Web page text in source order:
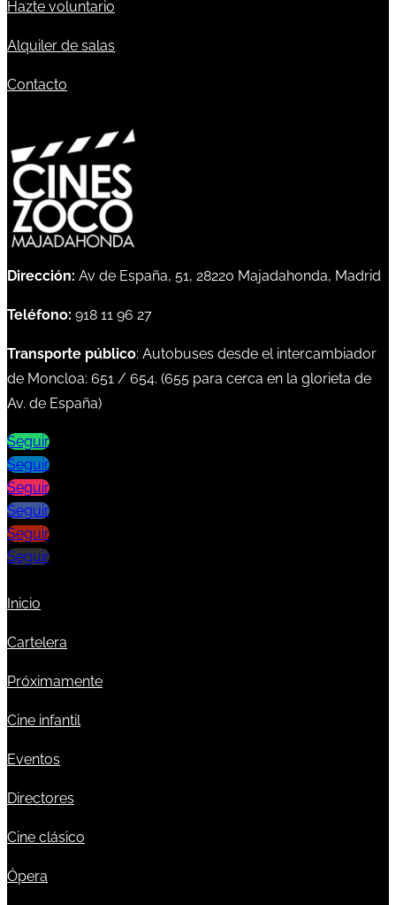
Hazte voluntario
Alquiler de salas
Contacto
Dirección: Av de España, 51, 28220 Majadahonda, Madrid
Teléfono: 918 11 96 27
Transporte público: Autobuses desde el intercambiador
de Moncloa: 651 / 654. (655 para cerca en la glorieta de
Av. de España)
Seguir
Seguir
Seguir
Seguir
Seguir
Seguir
Inicio
Cartelera
Próximamente
Cine infantil
Eventos
Directores
Cine clásico
Ópera